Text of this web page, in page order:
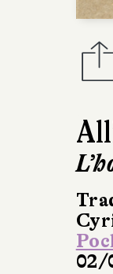
02/